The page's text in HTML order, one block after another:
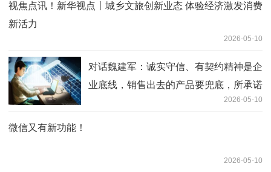
视焦点讯！新华视点丨城乡文旅创新业态 体验经济激发消费
新活力
2026-05-10
对话魏建军：诚实守信、有契约精神是企
业底线，销售出去的产品要兜底，所承诺
2026-05-10
微信又有新功能！
2026-05-10